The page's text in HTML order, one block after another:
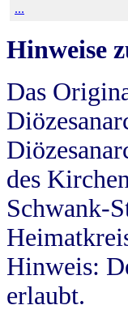
...
Hinweise
Das
des
Schwank-
Hinweis:
erlaubt.